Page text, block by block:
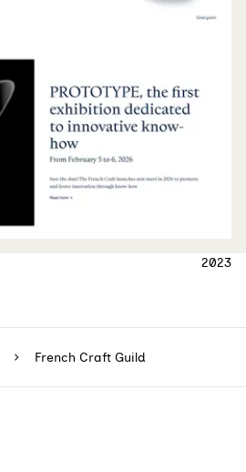
2023
French Craft Guild